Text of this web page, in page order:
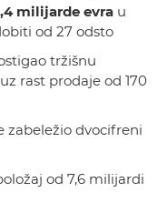
milijarde evra u
od 27 odsto
tržišnu
rast prodaje od 170
zabeležio dvocifreni
od 7,6 milijardi